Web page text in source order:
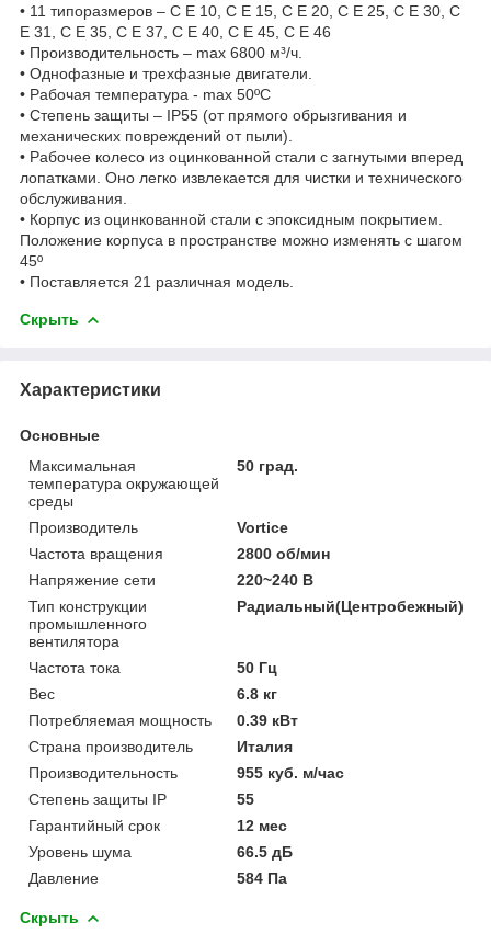
• 11 типоразмеров – C E 10, C E 15, C E 20, C E 25, C E 30, C
E 31, C E 35, C E 37, C E 40, C E 45, C E 46
• Производительность – max 6800 м³/ч.
• Однофазные и трехфазные двигатели.
• Рабочая температура - max 50ºC
• Степень защиты – IP55 (от прямого обрызгивания и
механических повреждений от пыли).
• Рабочее колесо из оцинкованной стали с загнутыми вперед
лопатками. Оно легко извлекается для чистки и технического
обслуживания.
• Корпус из оцинкованной стали с эпоксидным покрытием.
Положение корпуса в пространстве можно изменять с шагом
45º
• Поставляется 21 различная модель.
Скрыть
Характеристики
Основные
Максимальная
температура окружающей
среды
50 град.
Производитель
Vortice
Частота вращения
2800 об/мин
Напряжение сети
220~240 В
Тип конструкции
промышленного
вентилятора
Радиальный(Центробежный)
Частота тока
50 Гц
Вес
6.8 кг
Потребляемая мощность
0.39 кВт
Страна производитель
Италия
Производительность
955 куб. м/час
Степень защиты IP
55
Гарантийный срок
12 мес
Уровень шума
66.5 дБ
Давление
584 Па
Скрыть